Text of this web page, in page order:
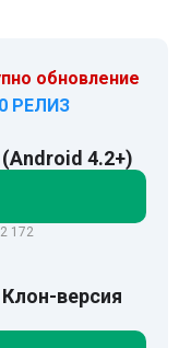
обновление
РЕЛИЗ
4.2+)
172
версия